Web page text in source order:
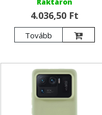
4.036,50 Ft
Tovább